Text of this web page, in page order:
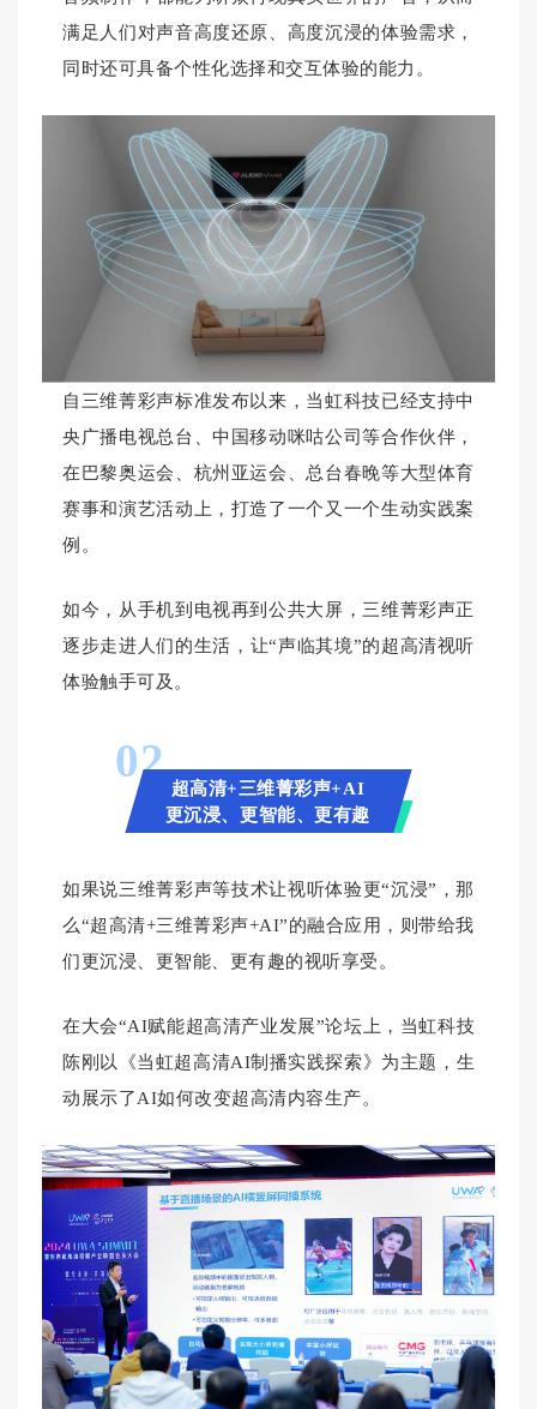
满足人们对声音高度还原、高度沉浸的体验需求，
同时还可具备个性化选择和交互体验的能力。
自三维菁彩声标准发布以来，当虹科技已经支持中
央广播电视总台、中国移动咪咕公司等合作伙伴，
在巴黎奥运会、杭州亚运会、总台春晚等大型体育
赛事和演艺活动上，打造了一个又一个生动实践案
例。
如今，从手机到电视再到公共大屏，三维菁彩声正
逐步走进人们的生活，让“声临其境”的超高清视听
体验触手可及。
02
超高清+三维菁彩声+AI
更沉浸、更智能、更有趣
如果说三维菁彩声等技术让视听体验更“沉浸”，那
么“超高清+三维菁彩声+AI”的融合应用，则带给我
们更沉浸、更智能、更有趣的视听享受。
在大会“AI赋能超高清产业发展”论坛上，当虹科技
陈刚以《当虹超高清AI制播实践探索》为主题，生
动展示了AI如何改变超高清内容生产。